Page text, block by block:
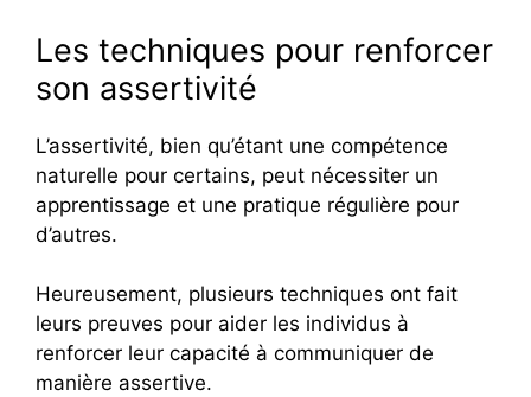
Les techniques pour renforcer
son assertivité
L’assertivité, bien qu’étant une compétence
naturelle pour certains, peut nécessiter un
apprentissage et une pratique régulière pour
d’autres.
Heureusement, plusieurs techniques ont fait
leurs preuves pour aider les individus à
renforcer leur capacité à communiquer de
manière assertive.